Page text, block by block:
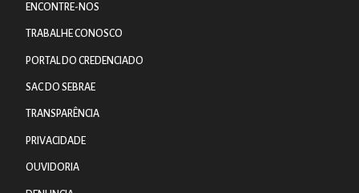
ENCONTRE-NOS
TRABALHE CONOSCO
PORTAL DO CREDENCIADO
SAC DO SEBRAE
TRANSPARÊNCIA
PRIVACIDADE
OUVIDORIA